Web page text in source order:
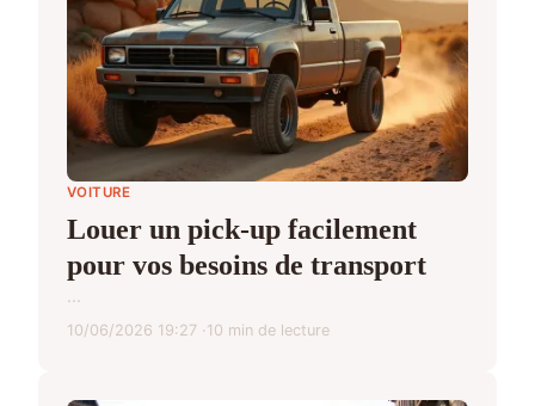
VOITURE
Louer un pick-up facilement
pour vos besoins de transport
...
10/06/2026 19:27 10 min de lecture